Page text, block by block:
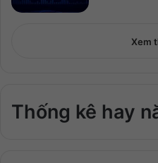
Xem
Thống kê hay